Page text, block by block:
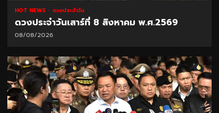
HOT NEWS ดวงประจำวัน
ดวงประจำวันเสาร์ที่ 8 สิงหาคม พ.ศ.2569
08/08/2026